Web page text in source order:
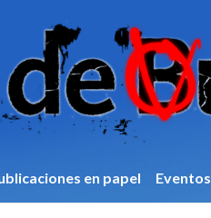
en papel Eventos